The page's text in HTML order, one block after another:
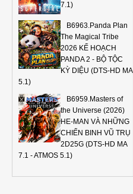
7.1)
B6963.Panda Plan
The Magical Tribe
2026 KẾ HOẠCH
PANDA 2 - BỘ TỘC
KỲ DIỆU (DTS-HD MA
5.1)
B6959.Masters of
the Universe (2026)
HE-MAN VÀ NHỮNG
CHIẾN BINH VŨ TRỤ
2D25G (DTS-HD MA
7.1 - ATMOS 5.1)